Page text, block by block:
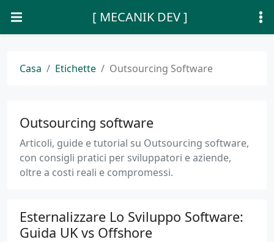
[ MECANIK DEV ]
Casa Etichette Outsourcing Software
Outsourcing software
Articoli, guide e tutorial su Outsourcing software,
con consigli pratici per sviluppatori e aziende,
oltre a costi reali e compromessi.
Esternalizzare Lo Sviluppo Software:
Guida UK vs Offshore